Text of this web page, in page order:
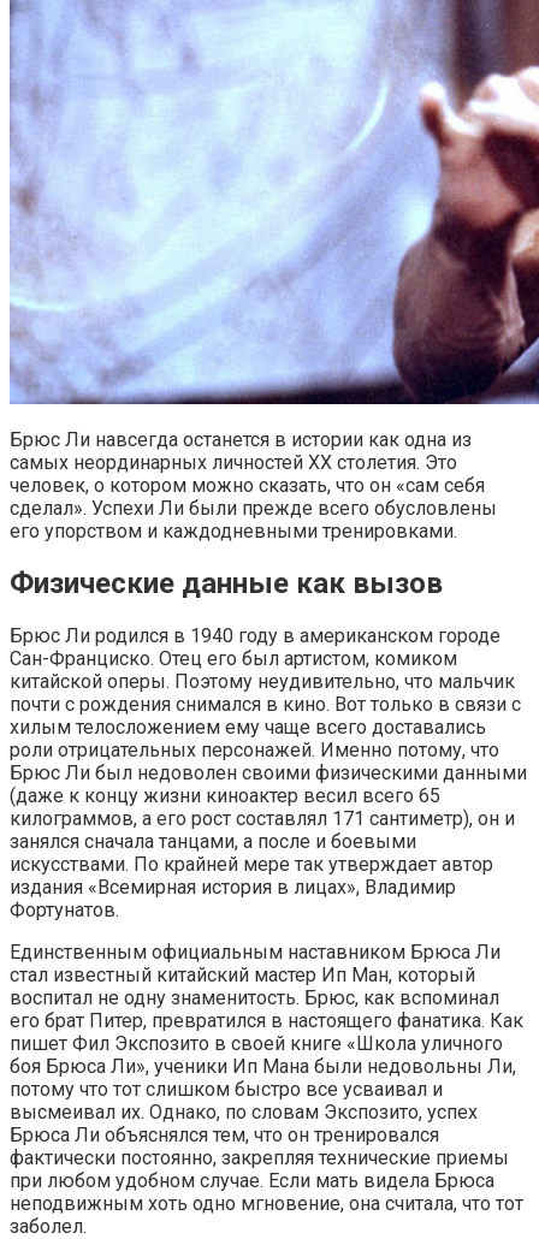
Брюс Ли навсегда останется в истории как одна из
самых неординарных личностей ХХ столетия. Это
человек, о котором можно сказать, что он «сам себя
сделал». Успехи Ли были прежде всего обусловлены
его упорством и каждодневными тренировками.
Физические данные как вызов
Брюс Ли родился в 1940 году в американском городе
Сан-Франциско. Отец его был артистом, комиком
китайской оперы. Поэтому неудивительно, что мальчик
почти с рождения снимался в кино. Вот только в связи с
хилым телосложением ему чаще всего доставались
роли отрицательных персонажей. Именно потому, что
Брюс Ли был недоволен своими физическими данными
(даже к концу жизни киноактер весил всего 65
килограммов, а его рост составлял 171 сантиметр), он и
занялся сначала танцами, а после и боевыми
искусствами. По крайней мере так утверждает автор
издания «Всемирная история в лицах», Владимир
Фортунатов.
Единственным официальным наставником Брюса Ли
стал известный китайский мастер Ип Ман, который
воспитал не одну знаменитость. Брюс, как вспоминал
его брат Питер, превратился в настоящего фанатика. Как
пишет Фил Экспозито в своей книге «Школа уличного
боя Брюса Ли», ученики Ип Мана были недовольны Ли,
потому что тот слишком быстро все усваивал и
высмеивал их. Однако, по словам Экспозито, успех
Брюса Ли объяснялся тем, что он тренировался
фактически постоянно, закрепляя технические приемы
при любом удобном случае. Если мать видела Брюса
неподвижным хоть одно мгновение, она считала, что тот
заболел.